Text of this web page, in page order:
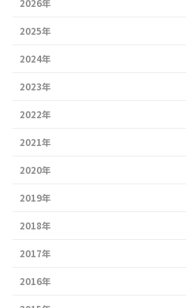
2026年
2025年
2024年
2023年
2022年
2021年
2020年
2019年
2018年
2017年
2016年